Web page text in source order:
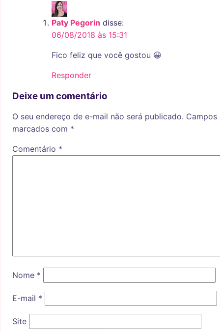
Paty Pegorin disse:
06/08/2018 às 15:31
Fico feliz que você gostou 😀
Responder
Deixe um comentário
O seu endereço de e-mail não será publicado.
marcados com *
Comentário *
Nome *
E-mail *
Site